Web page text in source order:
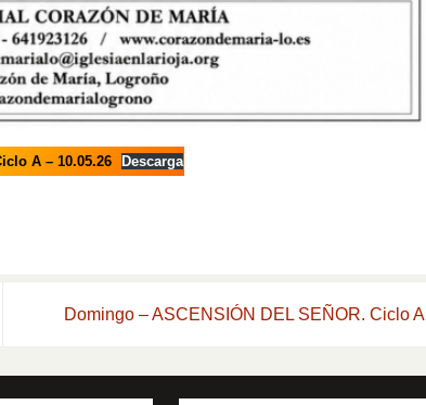
A – 10.05.26 Descarga
Domingo – ASCENSIÓN DEL SEÑOR. Ciclo A